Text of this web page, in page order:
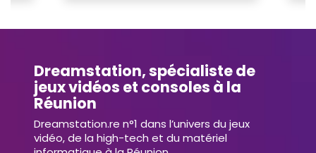
Dreamstation, spécialiste de
jeux vidéos et consoles à la
Réunion
Dreamstation.re n°1 dans l’univers du jeux
vidéo, de la high-tech et du matériel